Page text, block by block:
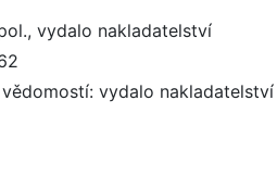
vydalo nakladatelství
vydalo nakladatelství